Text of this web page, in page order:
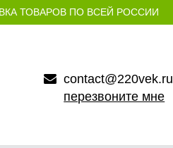
ТОВАРОВ ПО ВСЕЙ РОССИИ
contact@220vek.ru
перезвоните мне